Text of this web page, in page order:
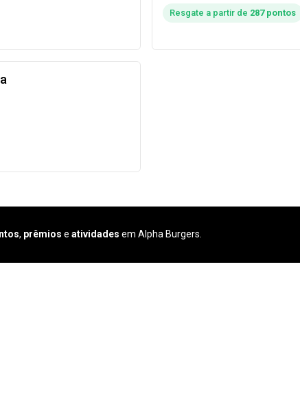
bacon no pão brioche. Acompanha
adicionar nos complementos
Resgate a partir de 287 pontos
, prêmios e atividades em Alpha Burgers.